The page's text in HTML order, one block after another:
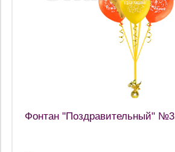
Фонтан "Поздравительный" №3